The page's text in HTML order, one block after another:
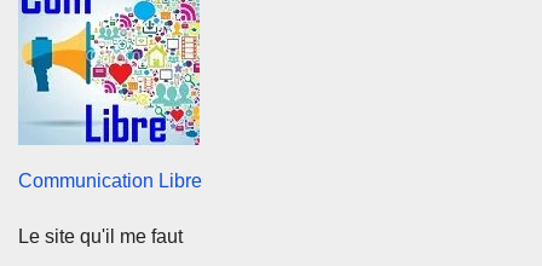
Communication Libre
Le site qu'il me faut